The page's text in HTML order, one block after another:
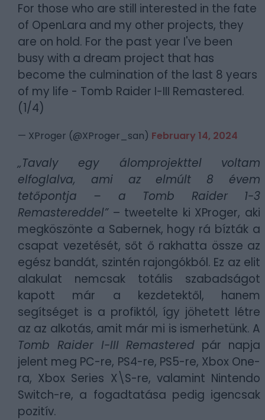
For those who are still interested in the fate
of OpenLara and my other projects, they
are on hold. For the past year I've been
busy with a dream project that has
become the culmination of the last 8 years
of my life - Tomb Raider I-III Remastered.
(1/4)
— XProger (@XProger_san) February 14, 2024
„Tavaly egy álomprojekttel voltam
elfoglalva, ami az elmúlt 8 évem
tetőpontja – a Tomb Raider 1-3
Remastereddel”– tweetelte ki XProger, aki
megköszönte a Sabernek, hogy rá bízták a
csapat vezetését, sőt ő rakhatta össze az
egész bandát, szintén rajongókból. Ez az elit
alakulat nemcsak totális szabadságot
kapott már a kezdetektől, hanem
segítséget is a profiktól, így jöhetett létre
az az alkotás, amit már mi is ismerhetünk. A
Tomb Raider I-III Remastered pár napja
jelent meg PC-re, PS4-re, PS5-re, Xbox One-
ra, Xbox Series X\S-re, valamint Nintendo
Switch-re, a fogadtatása pedig igencsak
pozitív.